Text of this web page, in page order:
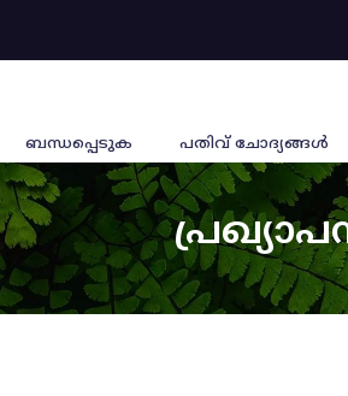
ബന്ധപ്പെടുക പതിവ് ചോദ്യങ്ങൾ